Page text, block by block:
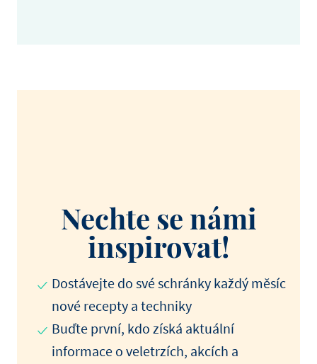
Nechte se námi
inspirovat!
Dostávejte do své schránky každý měsíc
nové recepty a techniky
Buďte první, kdo získá aktuální
informace o veletrzích, akcích a